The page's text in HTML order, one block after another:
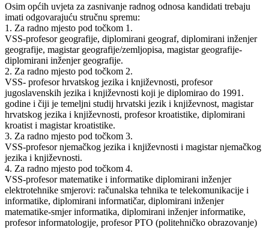
Osim općih uvjeta za zasnivanje radnog odnosa kandidati trebaju
imati odgovarajuću stručnu spremu:
1. Za radno mjesto pod točkom 1.
VSS-profesor geografije, diplomirani geograf, diplomirani inženjer
geografije, magistar geografije/zemljopisa, magistar geografije-
diplomirani inženjer geografije.
2. Za radno mjesto pod točkom 2.
VSS- profesor hrvatskog jezika i književnosti, profesor
jugoslavenskih jezika i književnosti koji je diplomirao do 1991.
godine i čiji je temeljni studij hrvatski jezik i književnost, magistar
hrvatskog jezika i književnosti, profesor kroatistike, diplomirani
kroatist i magistar kroatistike.
3. Za radno mjesto pod točkom 3.
VSS-profesor njemačkog jezika i književnosti i magistar njemačkog
jezika i književnosti.
4. Za radno mjesto pod točkom 4.
VSS-profesor matematike i informatike diplomirani inženjer
elektrotehnike smjerovi: računalska tehnika te telekomunikacije i
informatike, diplomirani informatičar, diplomirani inženjer
matematike-smjer informatika, diplomirani inženjer informatike,
profesor informatologije, profesor PTO (politehničko obrazovanje)